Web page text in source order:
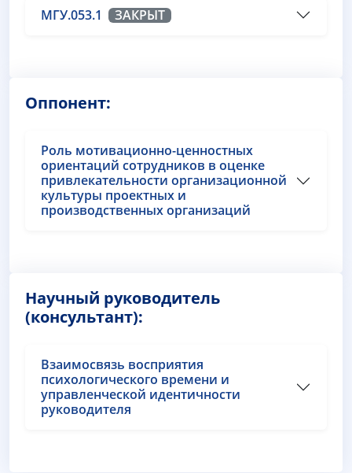
МГУ.053.1 ЗАКРЫТ
Оппонент:
Роль мотивационно-ценностных
ориентаций сотрудников в оценке
привлекательности организационной
культуры проектных и
производственных организаций
Научный руководитель
(консультант):
Взаимосвязь восприятия
психологического времени и
управленческой идентичности
руководителя